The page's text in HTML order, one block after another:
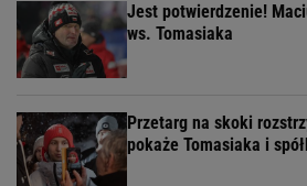
Jest potwierdzenie!
ws. Tomasiaka
Przetarg na skoki
pokaże Tomasiaka i